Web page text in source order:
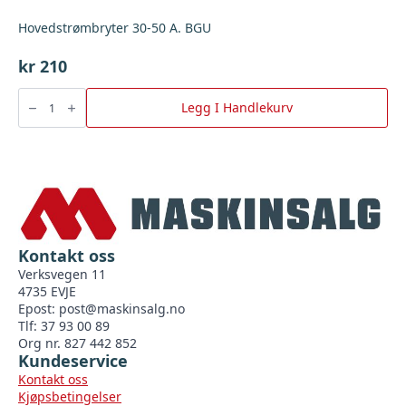
Hovedstrømbryter 30-50 A. BGU
kr 210
Hovedstrømbryter
50
A.
Legg I Handlekurv
Kontakt oss
Verksvegen 11
4735 EVJE
Epost: post@maskinsalg.no
Tlf: 37 93 00 89
Org nr. 827 442 852
Kundeservice
Kontakt oss
Kjøpsbetingelser